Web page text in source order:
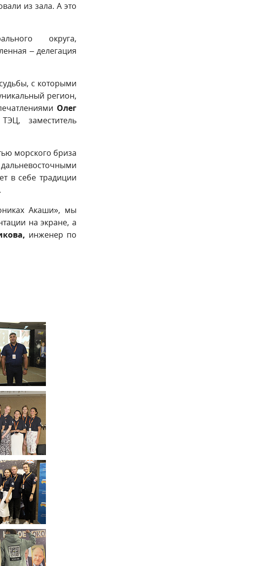
из зала. А это
округа,
– делегация
с которыми
регион,
Олег
заместитель
морского бриза
в себе традиции
Акаши», мы
на экране, а
инженер по